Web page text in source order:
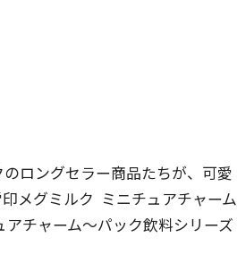
ロングセラー商品たちが、可愛
メグミルク ミニチュアチャーム
チャーム～パック飲料シリーズ